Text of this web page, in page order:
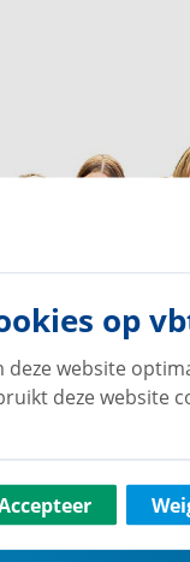
op
deze website
deze website